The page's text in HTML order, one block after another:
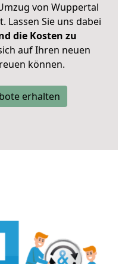
von Wuppertal
Lassen Sie uns dabei
die Kosten zu
auf Ihren neuen
können.
erhalten